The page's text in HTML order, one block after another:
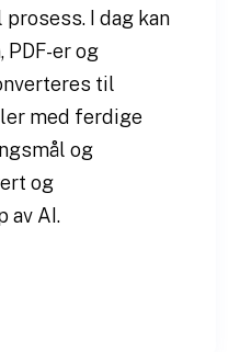
I dag kan
er og
til
med ferdige
og
og
av AI.